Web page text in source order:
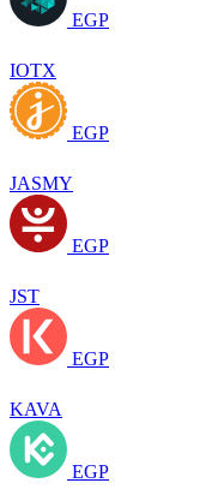
EGP
IOTX
EGP
JASMY
EGP
JST
EGP
KAVA
EGP